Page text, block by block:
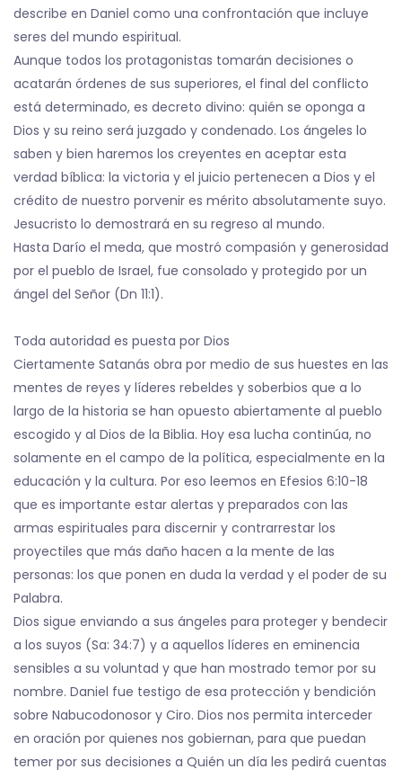
describe en Daniel como una confrontación que incluye
seres del mundo espiritual.
Aunque todos los protagonistas tomarán decisiones o
acatarán órdenes de sus superiores, el final del conflicto
está determinado, es decreto divino: quién se oponga a
Dios y su reino será juzgado y condenado. Los ángeles lo
saben y bien haremos los creyentes en aceptar esta
verdad bíblica: la victoria y el juicio pertenecen a Dios y el
crédito de nuestro porvenir es mérito absolutamente suyo.
Jesucristo lo demostrará en su regreso al mundo.
Hasta Darío el meda, que mostró compasión y generosidad
por el pueblo de Israel, fue consolado y protegido por un
ángel del Señor (Dn 11:1).
Toda autoridad es puesta por Dios
Ciertamente Satanás obra por medio de sus huestes en las
mentes de reyes y líderes rebeldes y soberbios que a lo
largo de la historia se han opuesto abiertamente al pueblo
escogido y al Dios de la Biblia. Hoy esa lucha continúa, no
solamente en el campo de la política, especialmente en la
educación y la cultura. Por eso leemos en Efesios 6:10-18
que es importante estar alertas y preparados con las
armas espirituales para discernir y contrarrestar los
proyectiles que más daño hacen a la mente de las
personas: los que ponen en duda la verdad y el poder de su
Palabra.
Dios sigue enviando a sus ángeles para proteger y bendecir
a los suyos (Sa: 34:7) y a aquellos líderes en eminencia
sensibles a su voluntad y que han mostrado temor por su
nombre. Daniel fue testigo de esa protección y bendición
sobre Nabucodonosor y Ciro. Dios nos permita interceder
en oración por quienes nos gobiernan, para que puedan
temer por sus decisiones a Quién un día les pedirá cuentas